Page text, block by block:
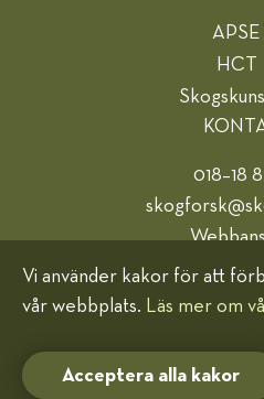
APSE
HCT
018–18
Hjälp oss
Vi använder kakor för att
vår webbplats. Läs mer om
Acceptera alla kakor